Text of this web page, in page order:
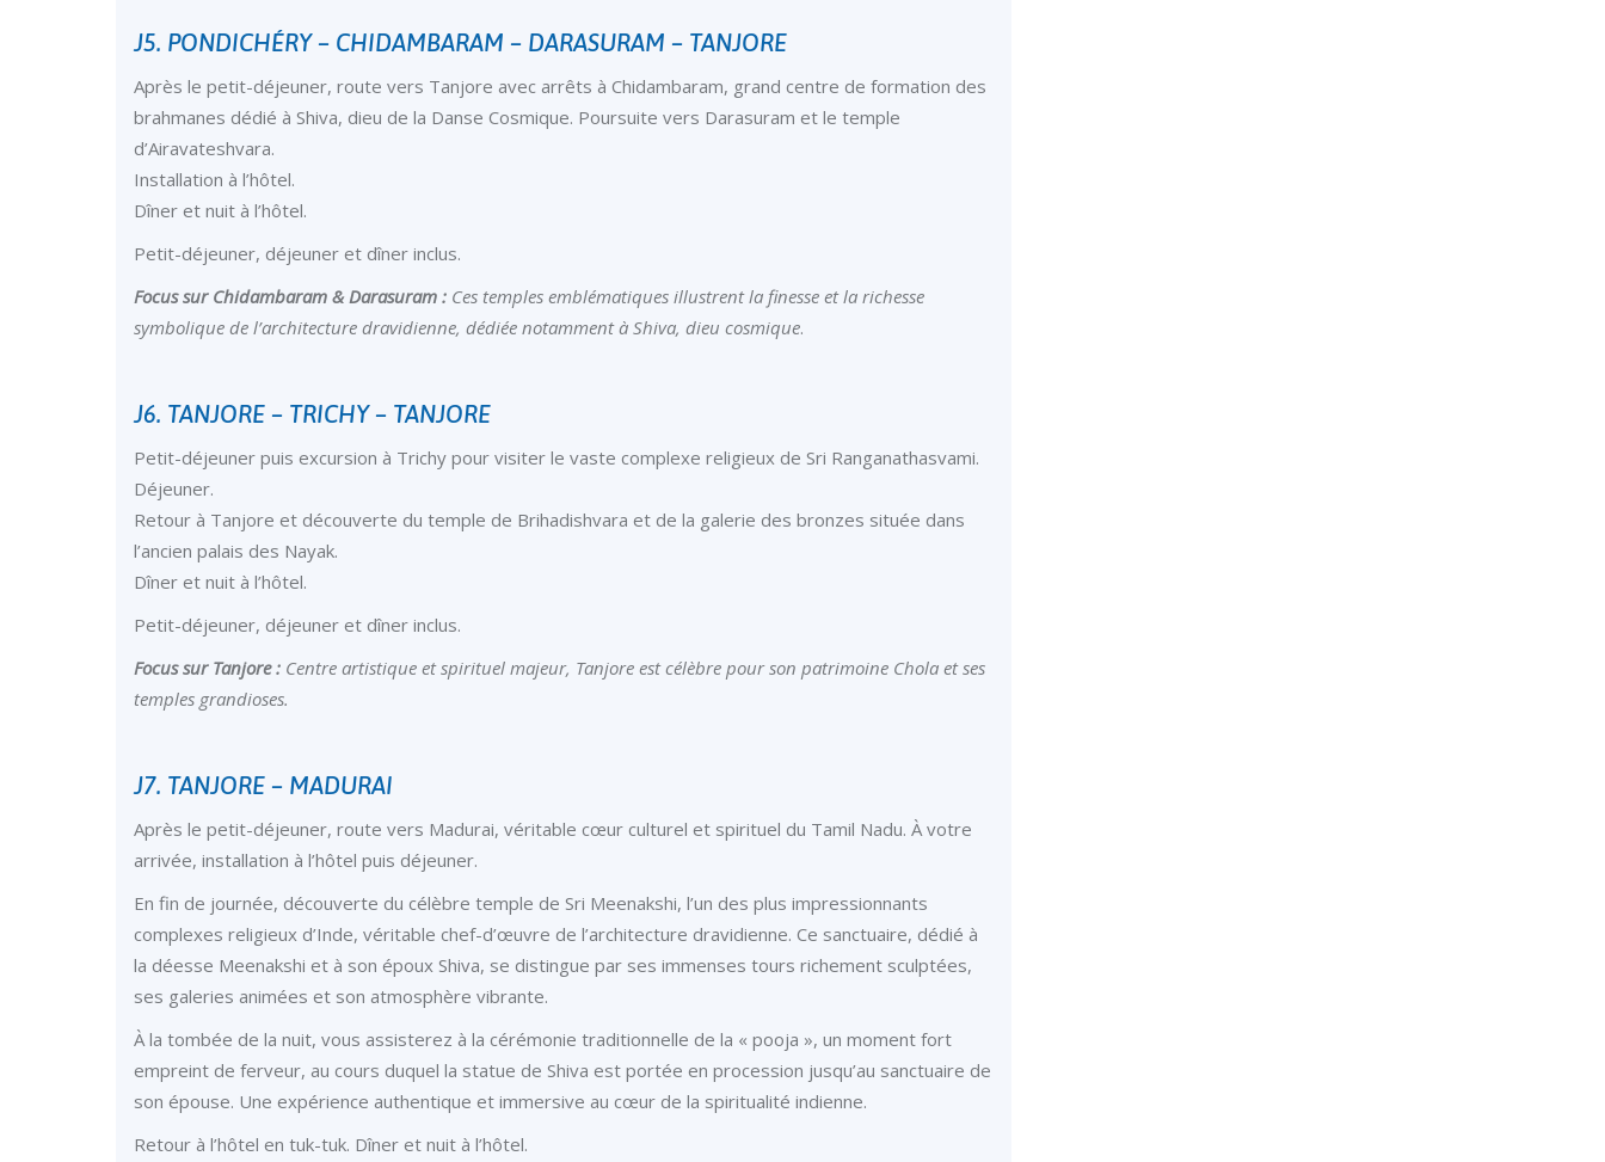
J5. PONDICHÉRY – CHIDAMBARAM – DARASURAM – TANJORE
Après le petit-déjeuner, route vers Tanjore avec arrêts à Chidambaram, grand centre de formation des
brahmanes dédié à Shiva, dieu de la Danse Cosmique. Poursuite vers Darasuram et le temple
d’Airavateshvara.
Installation à l’hôtel.
Dîner et nuit à l’hôtel.
Petit-déjeuner, déjeuner et dîner inclus.
Focus sur Chidambaram & Darasuram : Ces temples emblématiques illustrent la finesse et la richesse
symbolique de l’architecture dravidienne, dédiée notamment à Shiva, dieu cosmique.
J6. TANJORE – TRICHY – TANJORE
Petit-déjeuner puis excursion à Trichy pour visiter le vaste complexe religieux de Sri Ranganathasvami.
Déjeuner.
Retour à Tanjore et découverte du temple de Brihadishvara et de la galerie des bronzes située dans
l’ancien palais des Nayak.
Dîner et nuit à l’hôtel.
Petit-déjeuner, déjeuner et dîner inclus.
Focus sur Tanjore : Centre artistique et spirituel majeur, Tanjore est célèbre pour son patrimoine Chola et ses
temples grandioses.
J7. TANJORE – MADURAI
Après le petit-déjeuner, route vers Madurai, véritable cœur culturel et spirituel du Tamil Nadu. À votre
arrivée, installation à l’hôtel puis déjeuner.
En fin de journée, découverte du célèbre temple de Sri Meenakshi, l’un des plus impressionnants
complexes religieux d’Inde, véritable chef-d’œuvre de l’architecture dravidienne. Ce sanctuaire, dédié à
la déesse Meenakshi et à son époux Shiva, se distingue par ses immenses tours richement sculptées,
ses galeries animées et son atmosphère vibrante.
À la tombée de la nuit, vous assisterez à la cérémonie traditionnelle de la « pooja », un moment fort
empreint de ferveur, au cours duquel la statue de Shiva est portée en procession jusqu’au sanctuaire de
son épouse. Une expérience authentique et immersive au cœur de la spiritualité indienne.
Retour à l’hôtel en tuk-tuk. Dîner et nuit à l’hôtel.